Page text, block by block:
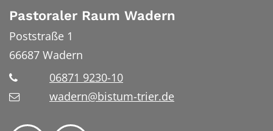
Pastoraler Raum Wadern
Poststraße 1
66687 Wadern
06871 9230-10
wadern@bistum-trier.de